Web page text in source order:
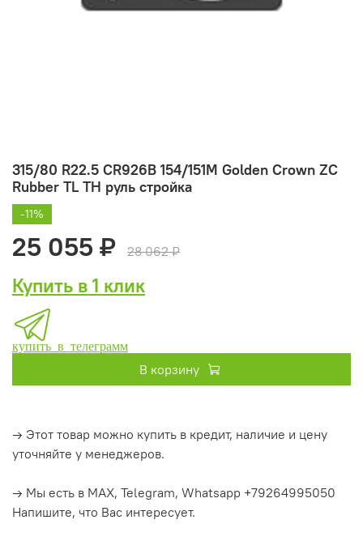
315/80 R22.5 CR926B 154/151M Golden Crown ZC
Rubber TL ТH руль стройка
-11%
25 055 ₽ 28 062 ₽
Купить в 1 клик
купить в телеграмм
В корзину
→ Этот товар можно купить в кредит, наличие и цену
уточняйте у менеджеров.
→ Мы есть в MAX, Telegram, Whatsapp +79264995050
Напишите, что Вас интересует.